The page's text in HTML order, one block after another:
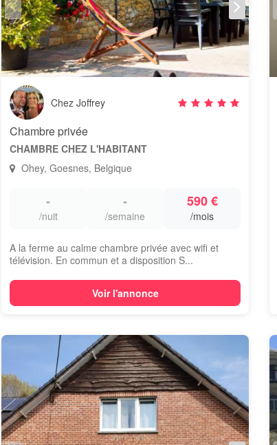
Chez Joffrey
Chambre privée
CHAMBRE CHEZ L'HABITANT
Ohey, Goesnes, Belgique
-
/nuit
-
/semaine
590 €
/mois
A la ferme au calme chambre privée avec wifi et
télévision. En commun et a disposition S...
Voir l'annonce